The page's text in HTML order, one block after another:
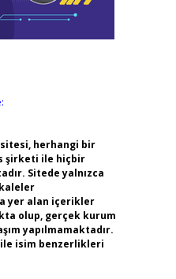
herhangi bir
şirketi ile hiçbir
Sitede yalnızca
yer alan içerikler
olup, gerçek kurum
yapılmamaktadır.
isim benzerlikleri